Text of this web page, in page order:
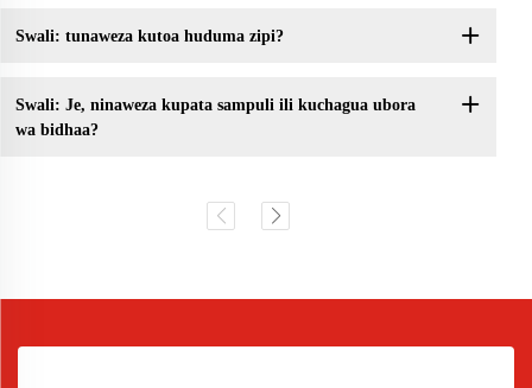
Swali: tunaweza kutoa huduma zipi?
Swali: Je, ninaweza kupata sampuli ili kuchagua ubora
wa bidhaa?